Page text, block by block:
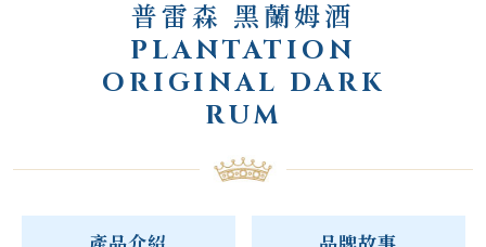
普雷森 黑蘭姆酒
PLANTATION
ORIGINAL DARK
RUM